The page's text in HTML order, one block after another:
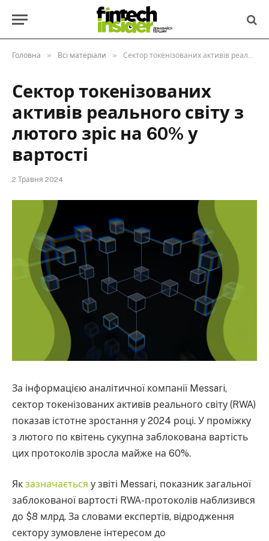
Головна » Всі матеріали » Сектор токенізованих активів реального світу з лютого зріс на 60% у вартості
Сектор токенізованих
активів реального світу з
лютого зріс на 60% у
вартості
2 Травня 2024
За інформацією аналітичної компанії Messari,
сектор токенізованих активів реального світу (RWA)
показав істотне зростання у 2024 році. У проміжку
з лютого по квітень сукупна заблокована вартість
цих протоколів зросла майже на 60%.
Як зазначається у звіті Messari, показник загальної
заблокованої вартості RWA-протоколів наблизився
до $8 млрд. За словами експертів, відродження
сектору зумовлене інтересом до